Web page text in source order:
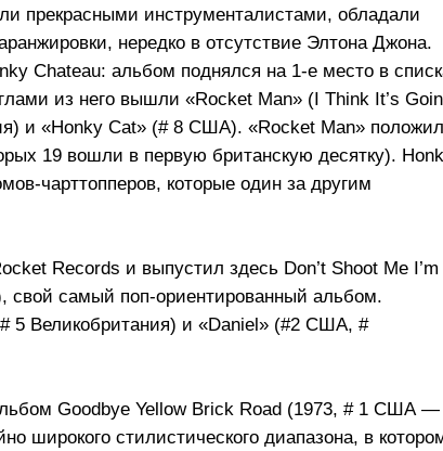
прекрасными инструменталистами, обладали
нередко в отсутствие Элтона Джона.
Chateau: альбом поднялся на 1-е место в
из него вышли «Rocket Man» (I Think It’s
и «Honky Cat» (# 8 США). «Rocket Man» положил
19 вошли в первую британскую десятку).
чарттопперов, которые один за другим
Records и выпустил здесь Don’t Shoot Me I’m
самый поп-ориентированный альбом.
Великобритания) и «Daniel» (#2 США, #
Goodbye Yellow Brick Road (1973, # 1 США —
широкого стилистического диапазона, в